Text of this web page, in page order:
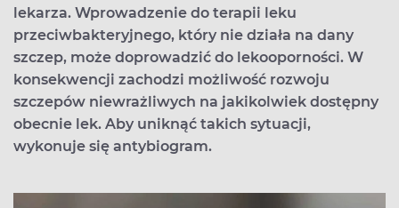
lekarza. Wprowadzenie do terapii leku
przeciwbakteryjnego, który nie działa na dany
szczep, może doprowadzić do lekooporności. W
konsekwencji zachodzi możliwość rozwoju
szczepów niewrażliwych na jakikolwiek dostępny
obecnie lek. Aby uniknąć takich sytuacji,
wykonuje się antybiogram.